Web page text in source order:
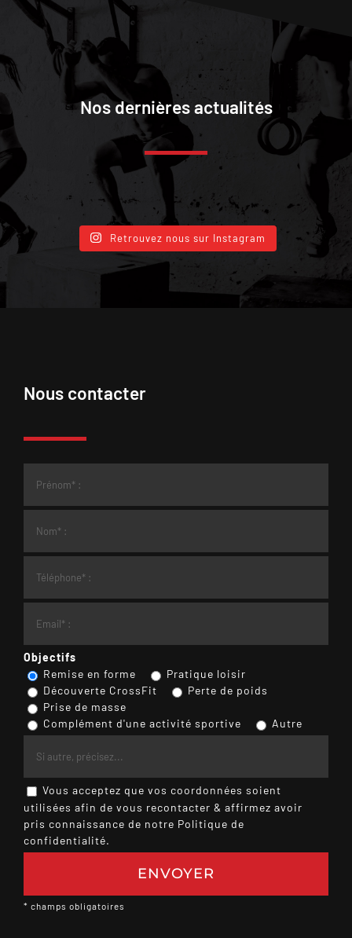
Nos dernières actualités
Retrouvez nous sur Instagram
Nous contacter
Objectifs
Remise en forme
Pratique loisir
Découverte CrossFit
Perte de poids
Prise de masse
Complément d'une activité sportive
Autre
Vous acceptez que vos coordonnées soient
utilisées afin de vous recontacter & affirmez avoir
pris connaissance de notre Politique de
confidentialité.
* champs obligatoires